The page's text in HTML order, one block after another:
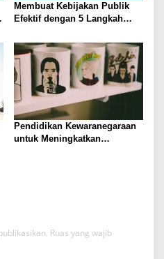
Membuat Kebijakan Publik
Efektif dengan 5 Langkah
Pendidikan Kewaranegaraan
untuk Meningkatkan
Ruas yang wajib